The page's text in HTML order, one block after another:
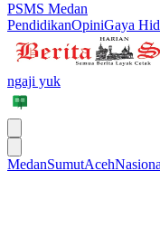
PSMS Medan
PendidikanOpiniGaya
ngaji yuk
MedanSumutAceh